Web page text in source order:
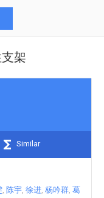
架
Similar
陈宇 徐进 杨吟群 葛